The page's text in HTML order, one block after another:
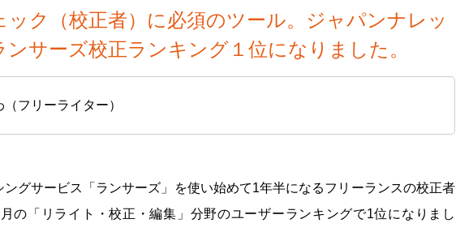
ック（校正者）に必須のツール。ジャパンナレッ
サーズ校正ランキング１位になりました。
（フリーライター）
グサービス「ランサーズ」を使い始めて1年半になるフリーランスの校正者
の「リライト・校正・編集」分野のユーザーランキングで1位になりまし